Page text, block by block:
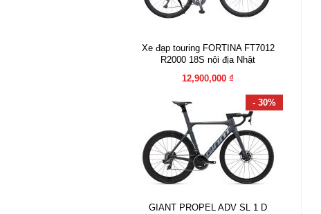
Xe đạp touring FORTINA FT7012
R2000 18S nội địa Nhật
12,900,000 ₫
- 30%
GIANT PROPEL ADV SL 1 D